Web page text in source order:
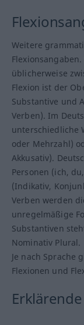
Weitere
üblicherweise
Flexion ist der
Substantive und
Verben). Im
unterschiedliche
oder Mehrzahl)
Akkusativ).
Personen (ich,
(Indikativ,
Verben werden
unregelmäßige
Substantiven
Nominativ Plural.
Je nach Sprache
Flexionen und